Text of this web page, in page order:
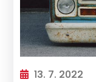
13. 7. 2022